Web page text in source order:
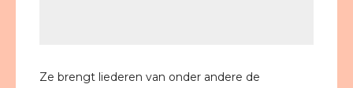
Ze brengt liederen van onder andere de